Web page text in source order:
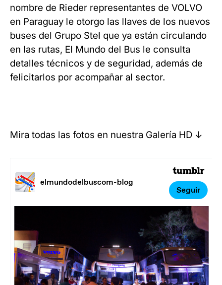
nombre de Rieder representantes de VOLVO
en Paraguay le otorgo las llaves de los nuevos
buses del Grupo Stel que ya están circulando
en las rutas, El Mundo del Bus le consulta
detalles técnicos y de seguridad, además de
felicitarlos por acompañar al sector.
Mira todas las fotos en nuestra Galería HD ↓